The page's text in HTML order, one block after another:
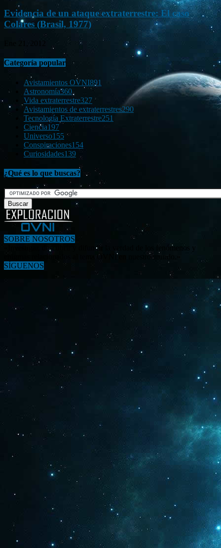
Evidencia de un ataque extraterrestre: El caso
Colares (Brasil, 1977)
Categoría popular
Avistamientos OVNI891
Astronomía360
Vida extraterrestre327
Avistamientos de extraterrestres290
Tecnología Extraterrestre251
Ciencia197
Universo155
Conspiraciones154
Curiosidades139
¿Qué es lo que buscas?
SOBRE NOSOTROS
«Investigar, descubrir y difundir la verdad de los fenómenos y
enigmas relacionados al tema OVNI en nuestro mundo.»
SÍGUENOS